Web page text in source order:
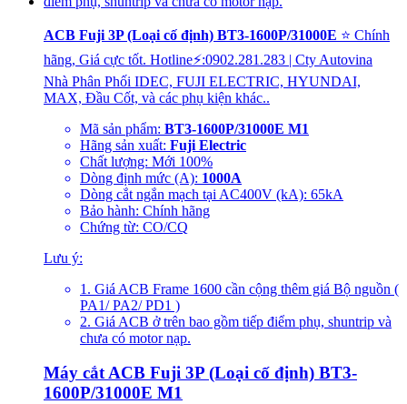
ACB Fuji 3P (Loại cố định) BT3-1600P/31000E ⭐ Chính
hãng, Giá cực tốt. Hotline⚡:0902.281.283 | Cty Autovina
Nhà Phân Phối IDEC, FUJI ELECTRIC, HYUNDAI,
MAX, Đầu Cốt, và các phụ kiện khác..
Mã sản phẩm: BT3-1600P/31000E M1
Hãng sản xuất: Fuji Electric
Chất lượng: Mới 100%
Dòng định mức (A): 1000A
Dòng cắt ngắn mạch tại AC400V (kA): 65kA
Bảo hành: Chính hãng
Chứng từ: CO/CQ
Lưu ý:
1. Giá ACB Frame 1600 cần cộng thêm giá Bộ nguồn (
PA1/ PA2/ PD1 )
2. Giá ACB ở trên bao gồm tiếp điểm phụ, shuntrip và
chưa có motor nạp.
Máy cắt ACB Fuji 3P (Loại cố định) BT3-
1600P/31000E M1